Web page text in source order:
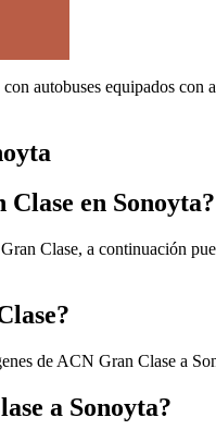
autobuses equipados
en Sonoyta?
Clase, a continuación
de ACN Gran Clase a
a Sonoyta?